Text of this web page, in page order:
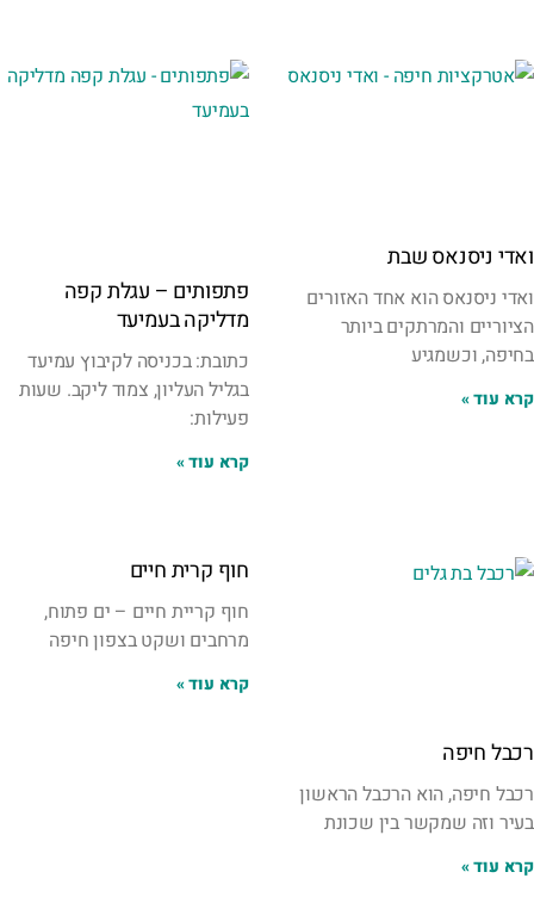
ואדי ניסנאס שבת
ואדי ניסנאס הוא אחד האזורים
הציוריים והמרתקים ביותר
בחיפה, וכשמגיע
קרא עוד »
פתפותים – עגלת קפה
מדליקה בעמיעד
כתובת: בכניסה לקיבוץ עמיעד
בגליל העליון, צמוד ליקב. שעות
פעילות:
קרא עוד »
רכבל חיפה
רכבל חיפה, הוא הרכבל הראשון
בעיר וזה שמקשר בין שכונת
קרא עוד »
חוף קרית חיים
חוף קריית חיים – ים פתוח,
מרחבים ושקט בצפון חיפה
קרא עוד »